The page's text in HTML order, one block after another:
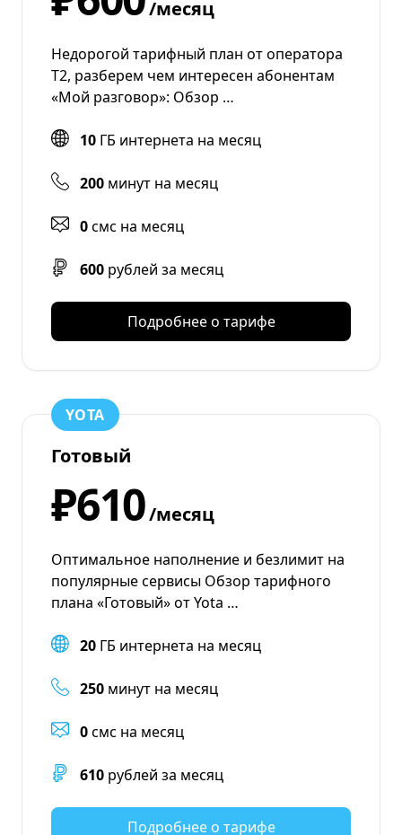
/месяц
Недорогой тарифный план от оператора
T2, разберем чем интересен абонентам
«Мой разговор»: Обзор …
10 ГБ интернета на месяц
200 минут на месяц
0смс на месяц
600 рублей за месяц
Подробнее о тарифе
YOTA
Готовый
₽610/месяц
Оптимальное наполнение и безлимит на
популярные сервисы Обзор тарифного
плана «Готовый» от Yota …
20 ГБ интернета на месяц
250 минут на месяц
0смс на месяц
610 рублей за месяц
Подробнее о тарифе